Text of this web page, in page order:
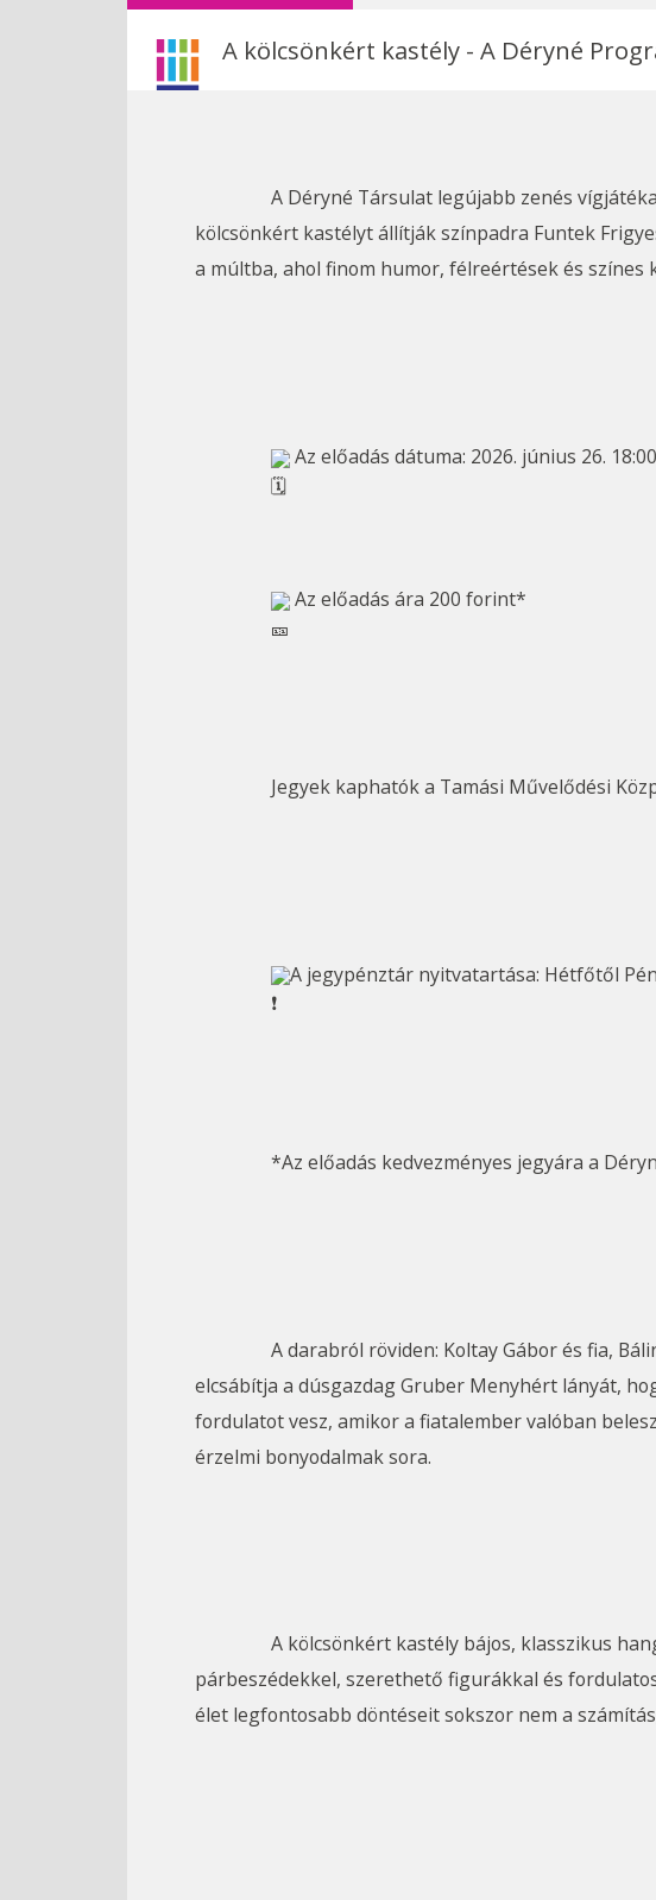
A kölcsönkért kastély - A Déryné
kölcsönkért kastélyt állítják színpadra Funtek
a múltba, ahol finom humor, félreértések és
Az előadás dátuma: 2026. június 26.
Az előadás ára 200 forint*
Jegyek kaphatók a Tamási Művelődési
A jegypénztár nyitvatartása: Hétfőtől
*Az előadás kedvezményes jegyára a
elcsábítja a dúsgazdag Gruber Menyhért lányát,
fordulatot vesz, amikor a fiatalember valóban
érzelmi bonyodalmak sora.
párbeszédekkel, szerethető figurákkal és
élet legfontosabb döntéseit sokszor nem a